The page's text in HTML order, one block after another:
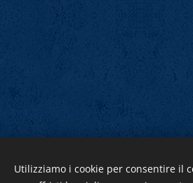
Creato con
Utilizziamo i cookie per consentire il